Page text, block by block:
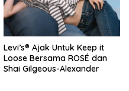
Levi’s® Ajak Untuk Keep it
Loose Bersama ROSÉ dan
Shai Gilgeous-Alexander